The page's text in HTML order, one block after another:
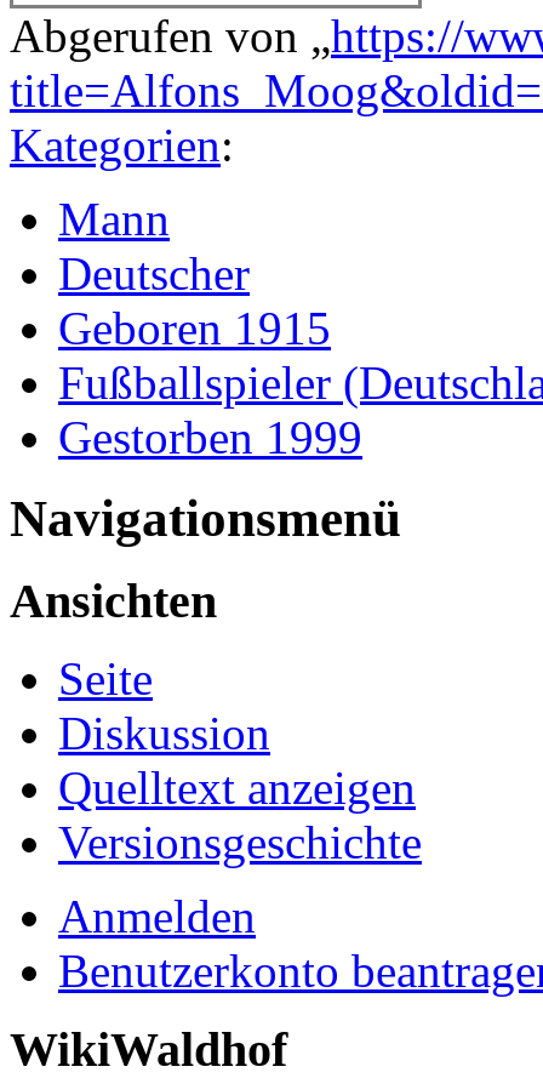
Abgerufen von „https://
Kategorien:
Mann
Deutscher
Geboren 1915
Fußballspieler
Gestorben 1999
Navigationsmenü
Ansichten
Seite
Diskussion
Quelltext anzeigen
Versionsgeschichte
Anmelden
Benutzerkonto
WikiWaldhof